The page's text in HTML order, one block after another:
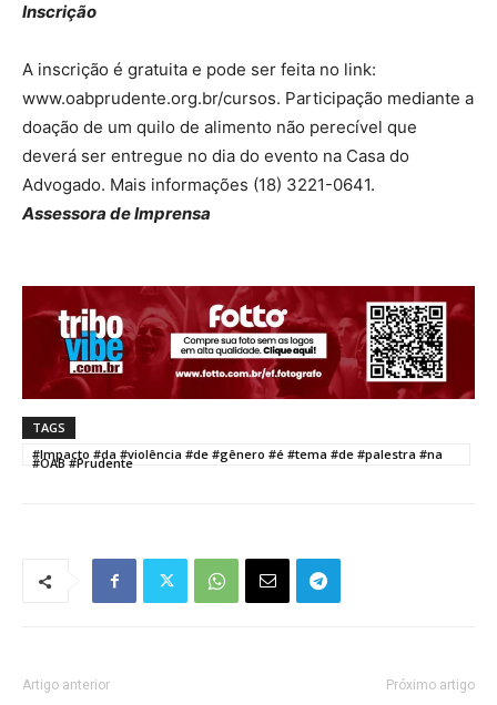
Inscrição
A inscrição é gratuita e pode ser feita no link:
www.oabprudente.org.br/cursos. Participação mediante a
doação de um quilo de alimento não perecível que
deverá ser entregue no dia do evento na Casa do
Advogado. Mais informações (18) 3221-0641.
Assessora de Imprensa
TAGS
#Impacto #da #violência #de #gênero #é #tema #de #palestra #na
#OAB #Prudente
Artigo anterior Próximo artigo